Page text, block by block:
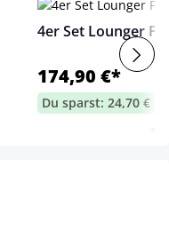
4er Set Lounger
174,90 €*
Du sparst: 24,70 €